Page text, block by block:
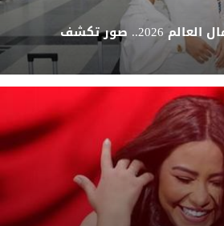
بيرلا حرب في ملكة جمال العالم 2026.. صور تكشف